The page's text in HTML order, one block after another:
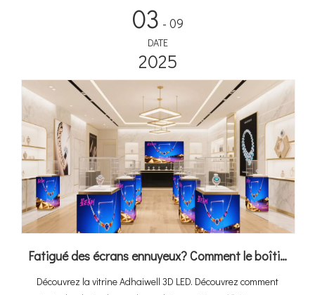
03 - 09
DATE
2025
Fatigué des écrans ennuyeux? Comment le boîtier de l'affichage LED 3D fait ressortir vos produits
Découvrez la vitrine Adhaiwell 3D LED. Découvrez comment